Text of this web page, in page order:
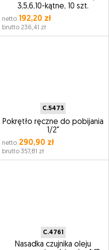
3,5,6,10-kątne, 10 szt.
netto192,20 zł
brutto 236,41 zł
C.5473
Pokrętło ręczne do pobijania
1/2"
netto290,90 zł
brutto 357,81 zł
C.4761
Nasadka czujnika oleju